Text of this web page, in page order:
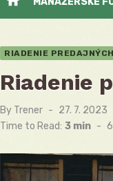
RIADENIE
Riadenie
By Trener
Posted
on
27. 7. 2023
Time to Read: 3 min -